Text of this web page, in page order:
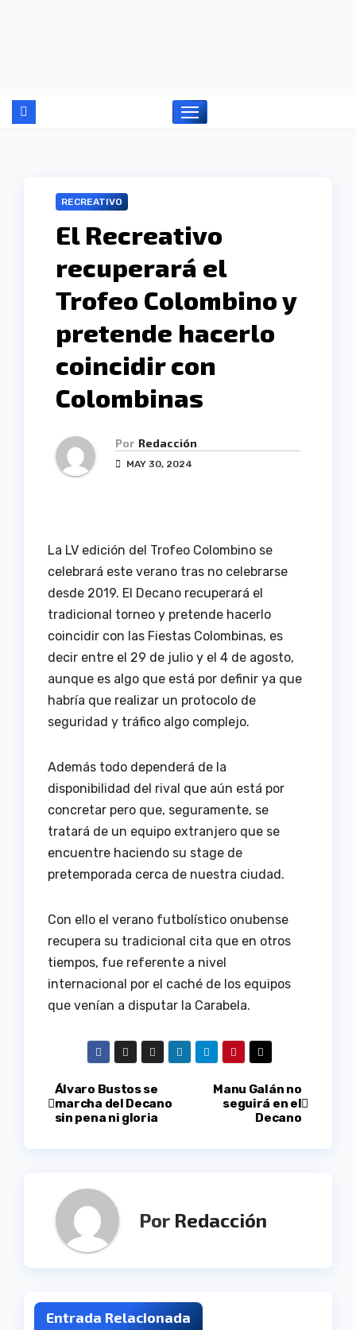
RECREATIVO
El Recreativo
recuperará el
Trofeo Colombino y
pretende hacerlo
coincidir con
Colombinas
Por Redacción
MAY 30, 2024
La LV edición del Trofeo Colombino se
celebrará este verano tras no celebrarse
desde 2019. El Decano recuperará el
tradicional torneo y pretende hacerlo
coincidir con las Fiestas Colombinas, es
decir entre el 29 de julio y el 4 de agosto,
aunque es algo que está por definir ya que
habría que realizar un protocolo de
seguridad y tráfico algo complejo.
Además todo dependerá de la
disponibilidad del rival que aún está por
concretar pero que, seguramente, se
tratará de un equipo extranjero que se
encuentre haciendo su stage de
pretemporada cerca de nuestra ciudad.
Con ello el verano futbolístico onubense
recupera su tradicional cita que en otros
tiempos, fue referente a nivel
internacional por el caché de los equipos
que venían a disputar la Carabela.
Navegación
de
Manu Galán no
seguirá en el
Decano
Álvaro Bustos se
marcha del Decano
sin pena ni gloria
Por Redacción
Entrada Relacionada